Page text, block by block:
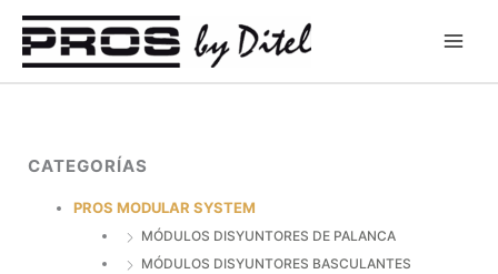
contenido
CATEGORÍAS
PROS MODULAR SYSTEM
MÓDULOS DISYUNTORES DE PALANCA
MÓDULOS DISYUNTORES BASCULANTES